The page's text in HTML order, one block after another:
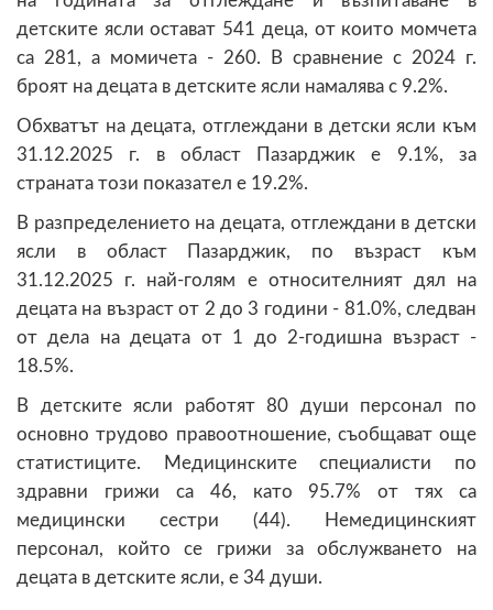
детските ясли остават 541 деца, от които момчета
са 281, а момичета - 260. В сравнение с 2024 г.
броят на децата в детските ясли намалява с 9.2%.
Обхватът на децата, отглеждани в детски ясли към
31.12.2025 г. в област Пазарджик е 9.1%, за
страната този показател е 19.2%.
В разпределението на децата, отглеждани в детски
ясли в област Пазарджик, по възраст към
31.12.2025 г. най-голям е относителният дял на
децата на възраст от 2 до 3 години - 81.0%, следван
от дела на децата от 1 до 2-годишна възраст -
18.5%.
В детските ясли работят 80 души персонал по
основно трудово правоотношение, съобщават още
статистиците. Медицинските специалисти по
здравни грижи са 46, като 95.7% от тях са
медицински сестри (44). Немедицинският
персонал, който се грижи за обслужването на
децата в детските ясли, е 34 души.